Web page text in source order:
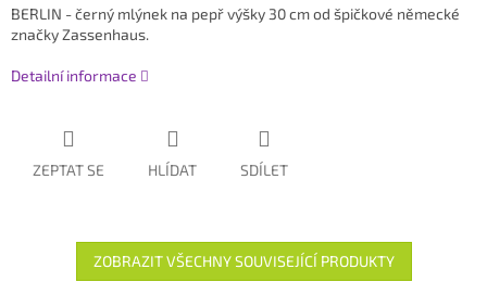
BERLIN - černý mlýnek na pepř výšky 30 cm od špičkové německé
značky Zassenhaus.
Detailní informace
ZEPTAT SE HLÍDAT SDÍLET
ZOBRAZIT VŠECHNY SOUVISEJÍCÍ PRODUKTY